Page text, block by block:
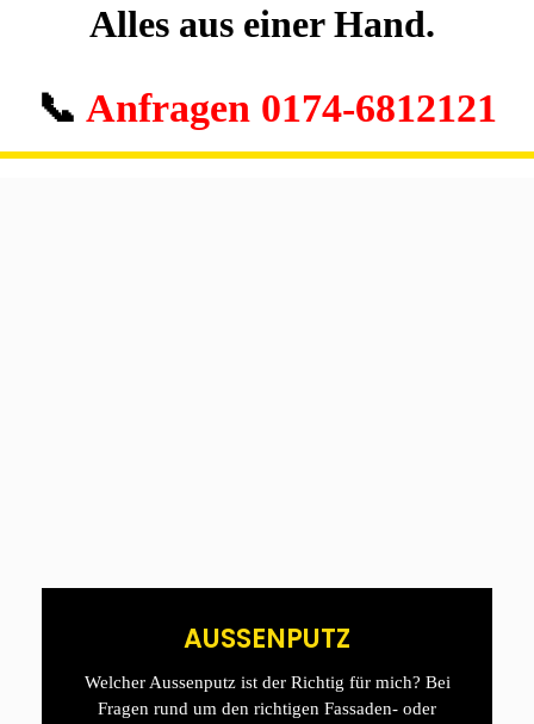
Alles aus einer Hand.
📞 Anfragen 0174-6812121
AUSSENPUTZ
Welcher Aussenputz ist der Richtig für mich? Bei
Fragen rund um den richtigen Fassaden- oder